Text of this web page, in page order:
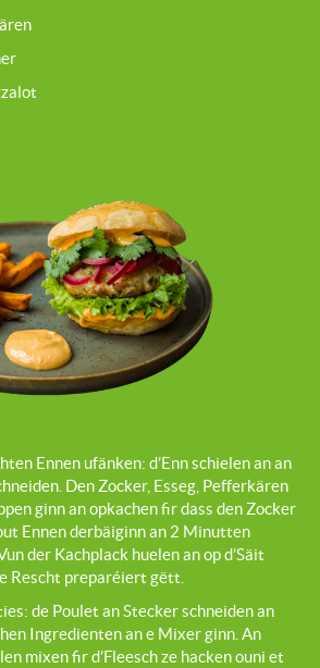
Ennen ufänken: d’Enn schielen an an
Den Zocker, Esseg, Pefferkären
ginn an opkachen fir dass den Zocker
Ennen derbäiginn an 2 Minutten
der Kachplack huelen an op d’Säit
Rescht preparéiert gëtt.
de Poulet an Stecker schneiden an
Ingredienten an e Mixer ginn. An
mixen fir d’Fleesch ze hacken ouni et